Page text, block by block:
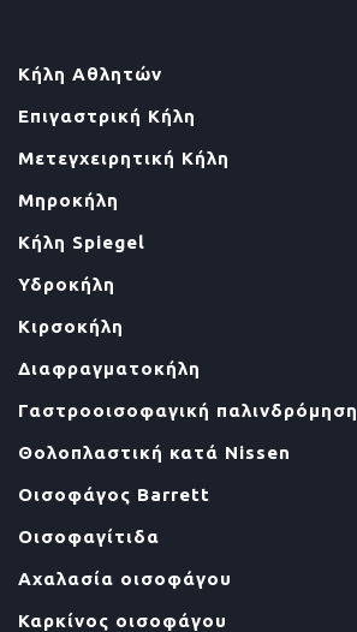
Κήλη Αθλητών
Επιγαστρική Κήλη
Μετεγχειρητική Κήλη
Μηροκήλη
Κήλη Spiegel
Υδροκήλη
Κιρσοκήλη
Διαφραγματοκήλη
Γαστροοισοφαγική παλινδρόμηση
Θολοπλαστική κατά Nissen
Οισοφάγος Barrett
Οισοφαγίτιδα
Αχαλασία οισοφάγου
Καρκίνος οισοφάγου